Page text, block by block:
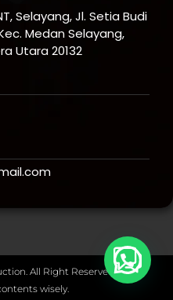
Selayang, Jl. Setia Budi
Kec. Medan Selayang,
Utara 20132
All Right Reserved.
wisely.